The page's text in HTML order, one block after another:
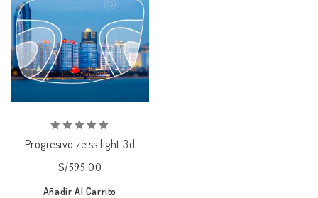
out
Progresivo zeiss light 3d
S/595.00
Añadir Al Carrito